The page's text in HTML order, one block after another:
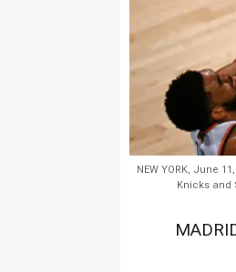
NEW YORK, June
Knicks and